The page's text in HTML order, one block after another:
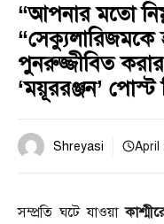
“আপনার মতো
“সেক্যুলারিজমকে
পুনরুজ্জীবিত করার
‘ময়ূররঞ্জন’ পোস্ট
Shreyasi April
সম্প্রতি ঘটে যাওয়া